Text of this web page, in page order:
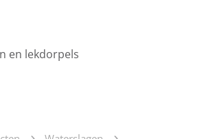
en lekdorpels